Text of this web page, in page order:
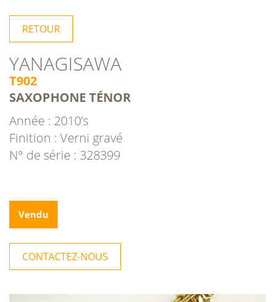
RETOUR
YANAGISAWA
T902
SAXOPHONE TÉNOR
Année : 2010’s
Finition : Verni gravé
N° de série : 328399
Vendu
CONTACTEZ-NOUS